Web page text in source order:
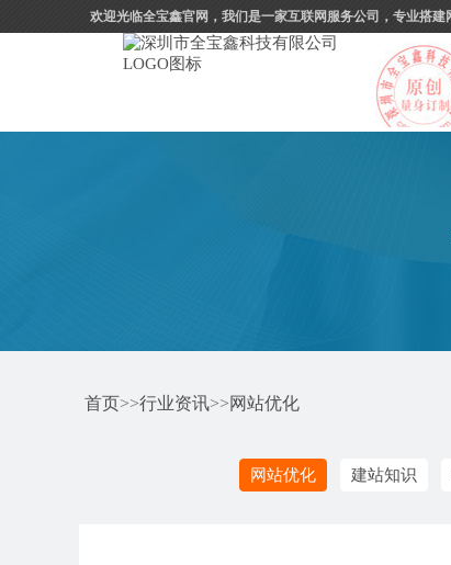
欢迎光临全宝鑫官网，我们是一家互联网服务公司，专业搭建
首页>>行业资讯>>网站优化
网站优化 建站知识